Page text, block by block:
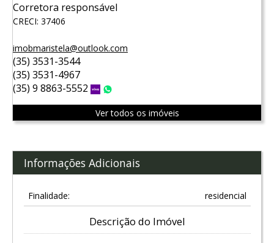
Corretora responsável
CRECI: 37406
imobmaristela@outlook.com
(35) 3531-3544
(35) 3531-4967
(35) 9 8863-5552
Vivo
Ver todos os imóveis
Informações Adicionais
Finalidade: residencial
Descrição do Imóvel